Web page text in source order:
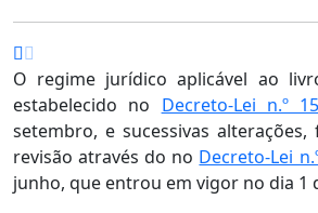
O regime jurídico aplicável ao
estabelecido no Decreto-Lei n.º
setembro, e sucessivas
revisão através do no Decreto-Lei
junho, que entrou em vigor no dia 1